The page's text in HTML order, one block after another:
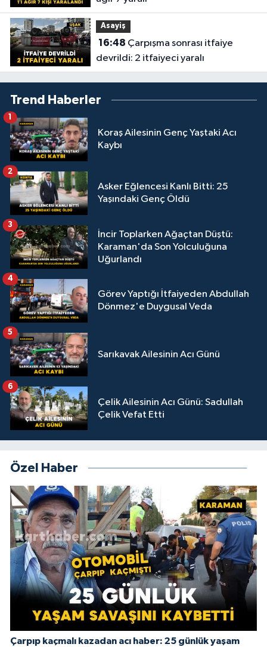
Asayiş
16:48
devrildi: 2 itfaiyeci yaralı
Trend Haberler
Koraş Ailesinin Genç Yaştaki Acı
Kaybı
1
Asker Eğlencesi Kanlı Bitti: 25
Yaşındaki Genç Öldü
2
İncir Toplarken Ağaçtan Düştü:
Karaman'da Son Yolculuğuna
Uğurlandı
3
Görev Yaptığı İtfaiyeden Abdullah
Dönmez'e Duygusal Veda
4
Sarıkavak Ailesinin Acı Günü
5
Çelik Ailesinin Acı Günü: Sadullah
Çelik Vefat Etti
6
Özel Haber
Çarpıp kaçmalı kazadan acı haber: 25 günlük yaşam